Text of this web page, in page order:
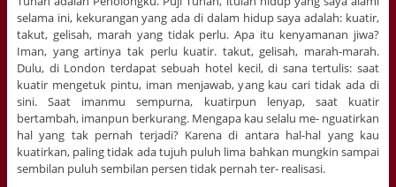
selama ini, kekurangan yang ada di dalam hidup saya adalah: kuatir,
takut, gelisah, marah yang tidak perlu. Apa itu kenyamanan jiwa?
Iman, yang artinya tak perlu kuatir. takut, gelisah, marah-marah.
Dulu, di London terdapat sebuah hotel kecil, di sana tertulis: saat
kuatir mengetuk pintu, iman menjawab, yang kau cari tidak ada di
sini. Saat imanmu sempurna, kuatirpun lenyap, saat kuatir
bertambah, imanpun berkurang. Mengapa kau selalu me- nguatirkan
hal yang tak pernah terjadi? Karena di antara hal-hal yang kau
kuatirkan, paling tidak ada tujuh puluh lima bahkan mungkin sampai
sembilan puluh sembilan persen tidak pernah ter- realisasi.